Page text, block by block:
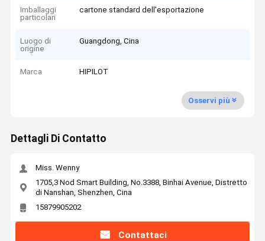
Imballaggi
particolari
cartone standard dell'esportazione
Luogo di
origine
Guangdong, Cina
Marca HIPILOT
Osservi più
Dettagli Di Contatto
Miss. Wenny
1705,3 Nod Smart Building, No.3388, Binhai Avenue, Distretto
di Nanshan, Shenzhen, Cina
15879905202
Contattaci